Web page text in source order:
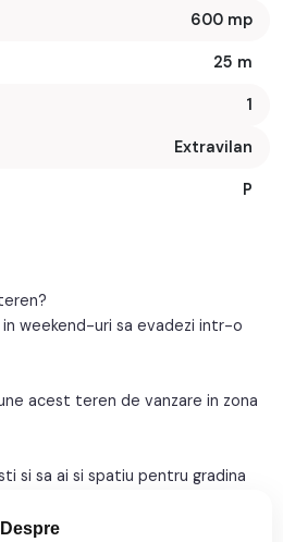
600 mp
25 m
1
Extravilan
P
weekend-uri sa evadezi intr-o
acest teren de vanzare in zona
si sa ai si spatiu pentru gradina
alegerea potrivita, el avand
cu o deschidere la drum de 25m
Despre